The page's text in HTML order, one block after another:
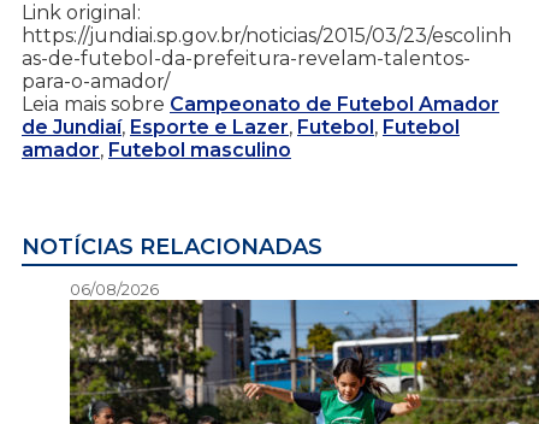
Link original:
https://jundiai.sp.gov.br/noticias/2015/03/23/escolinh
as-de-futebol-da-prefeitura-revelam-talentos-
para-o-amador/
Leia mais sobre Campeonato de Futebol Amador
de Jundiaí, Esporte e Lazer, Futebol, Futebol
amador, Futebol masculino
NOTÍCIAS RELACIONADAS
06/08/2026